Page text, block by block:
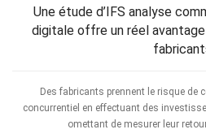
Une étude d’IFS analyse
digitale offre un réel
Des fabricants prennent le risque de
concurrentiel en effectuant des
omettant de mesurer leur